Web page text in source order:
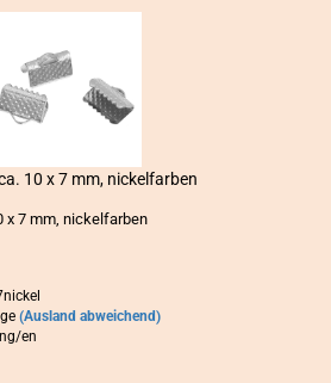
10 x 7 mm, ni­ckel­far­ben
x 7 mm, ni­ckel­far­ben
(Ausland abweichend)
en